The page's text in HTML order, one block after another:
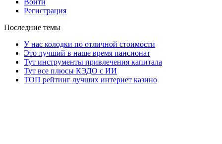
Регистрация
Последние темы
У нас колодки по отличной стоимости
Это лучший в наше время пансионат
Тут инструменты привлечения капитала
Тут все плюсы КЭДО с ИИ
ТОП рейтинг лучших интернет казино